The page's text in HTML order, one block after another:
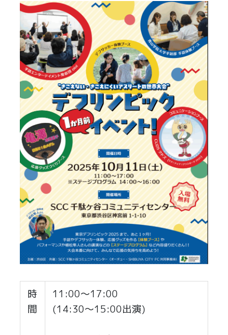
時
間
11:00～17:00
(14:30～15:00出演)